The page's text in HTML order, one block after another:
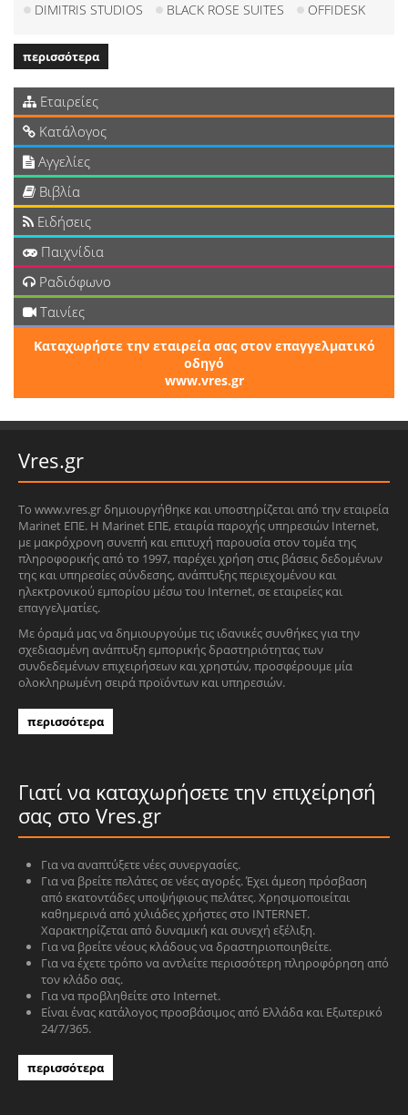
DIMITRIS STUDIOS
BLACK ROSE SUITES OFFIDESK
περισσότερα
Εταιρείες
Κατάλογος
Αγγελίες
Βιβλία
Ειδήσεις
Παιχνίδια
Ραδιόφωνο
Ταινίες
Καταχωρήστε την εταιρεία σας στον επαγγελματικό
οδηγό
www.vres.gr
Vres.gr
Το www.vres.gr δημιουργήθηκε και υποστηρίζεται από την εταιρεία
Marinet ΕΠΕ. Η Marinet ΕΠΕ, εταιρία παροχής υπηρεσιών Internet,
με μακρόχρονη συνεπή και επιτυχή παρουσία στον τομέα της
πληροφορικής από το 1997, παρέχει χρήση στις βάσεις δεδομένων
της και υπηρεσίες σύνδεσης, ανάπτυξης περιεχομένου και
ηλεκτρονικού εμπορίου μέσω του Internet, σε εταιρείες και
επαγγελματίες.
Με όραμά μας να δημιουργούμε τις ιδανικές συνθήκες για την
σχεδιασμένη ανάπτυξη εμπορικής δραστηριότητας των
συνδεδεμένων επιχειρήσεων και χρηστών, προσφέρουμε μία
ολοκληρωμένη σειρά προϊόντων και υπηρεσιών.
περισσότερα
Γιατί να καταχωρήσετε την επιχείρησή
σας στο Vres.gr
Για να αναπτύξετε νέες συνεργασίες.
Για να βρείτε πελάτες σε νέες αγορές. Έχει άμεση πρόσβαση
από εκατοντάδες υποψήφιους πελάτες. Χρησιμοποιείται
καθημερινά από χιλιάδες χρήστες στο INTERNET.
Χαρακτηρίζεται από δυναμική και συνεχή εξέλιξη.
Για να βρείτε νέους κλάδους να δραστηριοποιηθείτε.
Για να έχετε τρόπο να αντλείτε περισσότερη πληροφόρηση από
τον κλάδο σας.
Για να προβληθείτε στο Internet.
Είναι ένας κατάλογος προσβάσιμος από Ελλάδα και Εξωτερικό
24/7/365.
περισσότερα